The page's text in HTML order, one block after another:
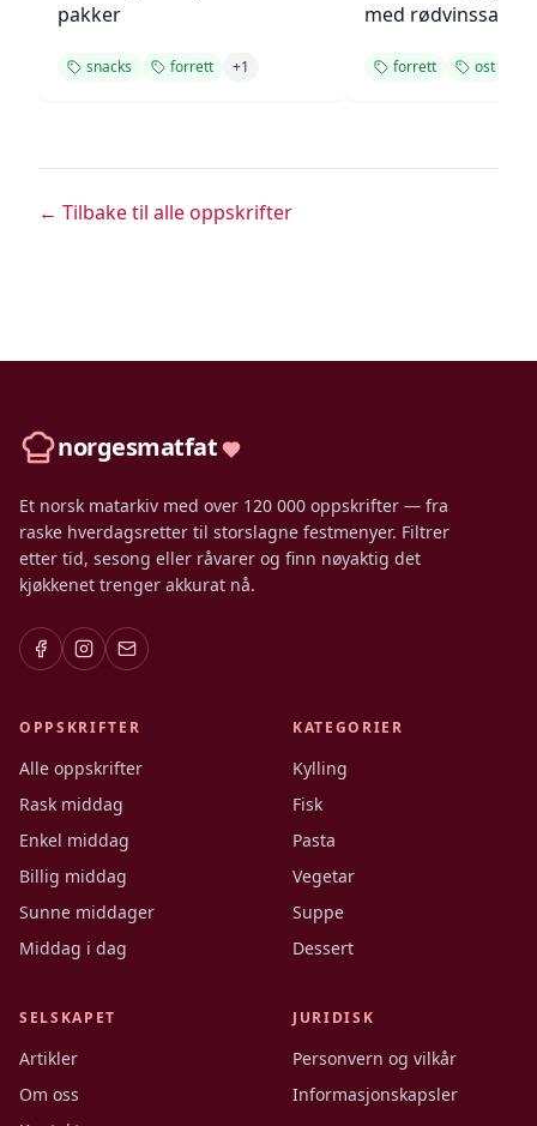
pakker
snacks forrett +1
med rødvinssaus
forrett ost
← Tilbake til alle oppskrifter
norgesmatfat
Et norsk matarkiv med over 120 000 oppskrifter — fra
raske hverdagsretter til storslagne festmenyer. Filtrer
etter tid, sesong eller råvarer og finn nøyaktig det
kjøkkenet trenger akkurat nå.
OPPSKRIFTER
Alle oppskrifter
Rask middag
Enkel middag
Billig middag
Sunne middager
Middag i dag
KATEGORIER
Kylling
Fisk
Pasta
Vegetar
Suppe
Dessert
SELSKAPET
Artikler
Om oss
JURIDISK
Personvern og vilkår
Informasjonskapsler